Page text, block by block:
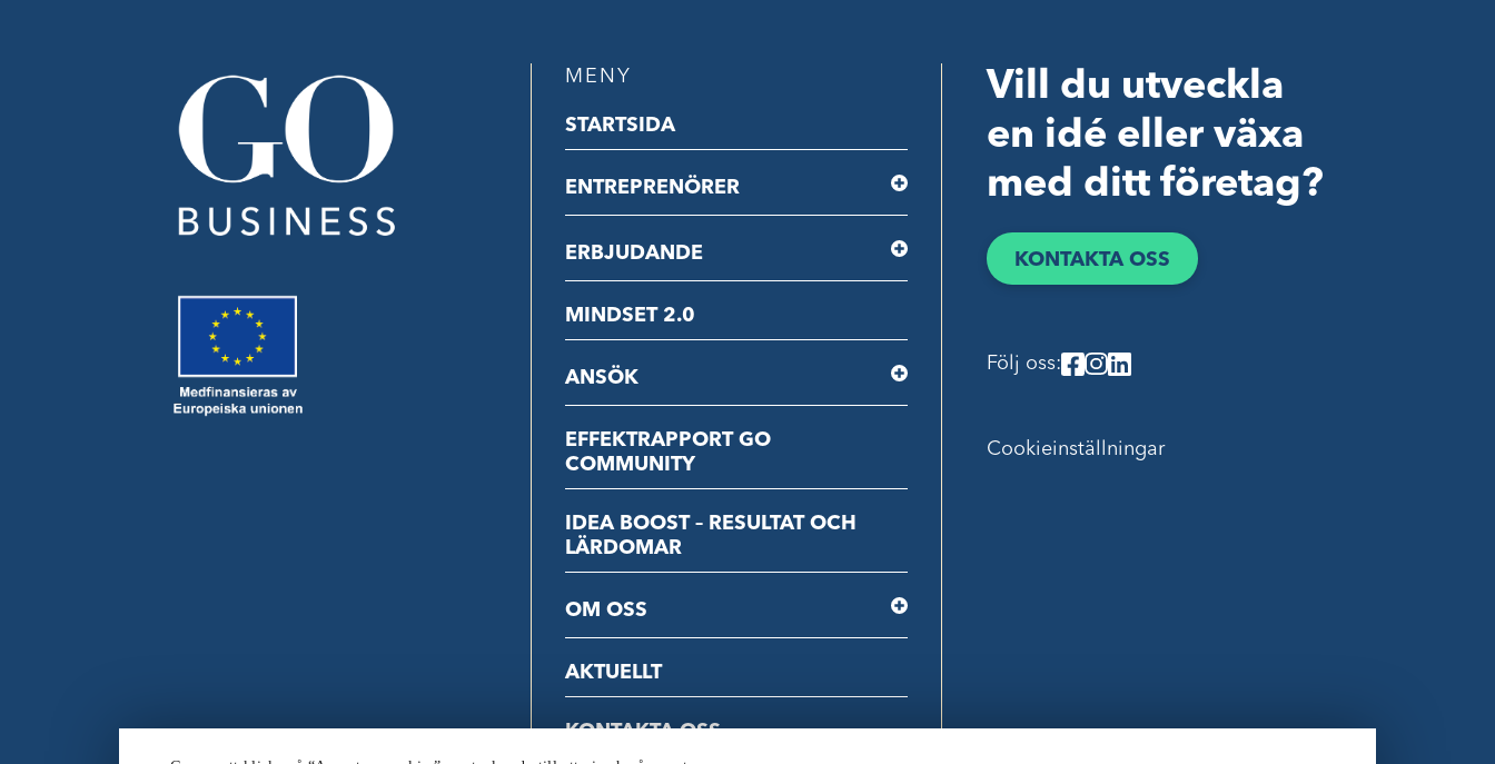
MENY
STARTSIDA
ENTREPRENÖRER
ERBJUDANDE
MINDSET 2.0
ANSÖK
EFFEKTRAPPORT GO
COMMUNITY
IDEA BOOST – RESULTAT OCH
LÄRDOMAR
OM OSS
AKTUELLT
KONTAKTA OSS
Vill du utveckla
en idé eller växa
med ditt företag?
KONTAKTA OSS
Följ oss:
Cookieinställningar